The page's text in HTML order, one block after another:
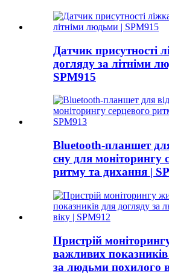
Датчик присутності
догляду за літніми
SPM915
Bluetooth-планшет
сну для моніторингу
ритму та дихання |
Пристрій
важливих
за людьми похилого